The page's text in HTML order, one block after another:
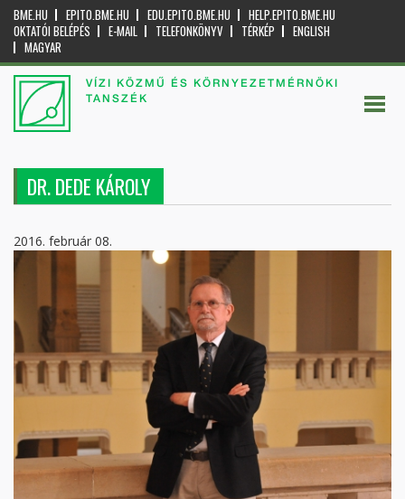
BME.HU EPITO.BME.HU EDU.EPITO.BME.HU
HELP.EPITO.BME.HU
OKTATÓI BELÉPÉS
E-MAIL TELEFONKÖNYV TÉRKÉP
ENGLISH
MAGYAR
VÍZI KÖZMŰ ÉS KÖRNYEZETMÉRNÖKI
TANSZÉK
DR. DEDE KÁROLY
2016. február 08.